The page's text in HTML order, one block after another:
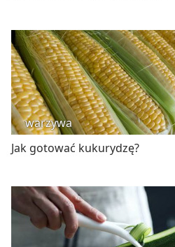
warzywa
Jak gotować kukurydzę?